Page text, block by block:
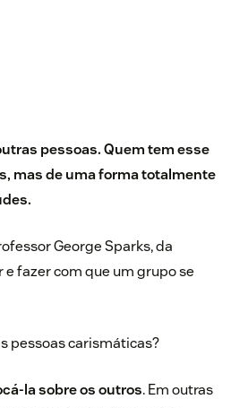
pessoas. Quem tem esse
mas de uma forma totalmente
George Sparks, da
fazer com que um grupo se
pessoas carismáticas?
la sobre os outros. Em outras